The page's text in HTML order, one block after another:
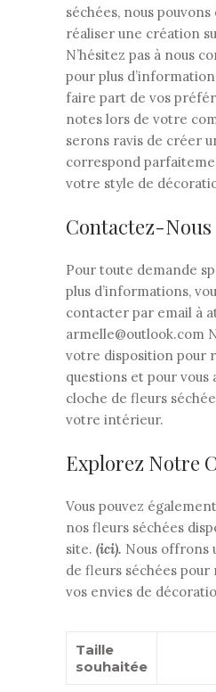
séchées, nous
réaliser une création
N’hésitez pas à nous
pour plus
faire part de vos
notes lors de votre
serons ravis de créer
correspond
votre style de
Contactez-Nous
Pour toute demande
plus d’informations,
contacter par email à
armelle@outlook.com
votre disposition pour
questions et pour vous
cloche de fleurs
votre intérieur.
Explorez Notre
Vous pouvez
nos fleurs séchées
site. (ici). Nous offrons
de fleurs séchées
vos envies de
Taille
souhaitée